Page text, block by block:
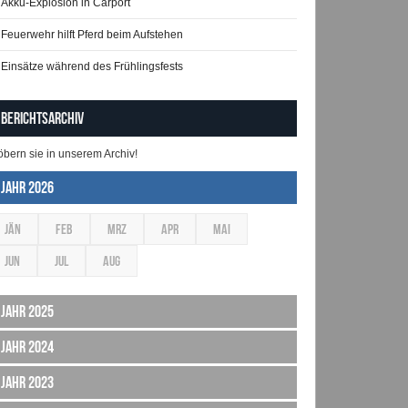
Akku-Explosion in Carport
Feuerwehr hilft Pferd beim Aufstehen
Einsätze während des Frühlingsfests
Berichtsarchiv
sie in unserem Archiv!
Jahr 2026
JÄN FEB MRZ APR MAI
JUN JUL AUG
Jahr 2025
Jahr 2024
Jahr 2023